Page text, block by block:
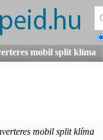
mobil split klíma
mobil split klíma